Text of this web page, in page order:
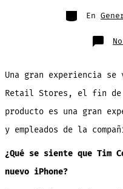
Categorías
En
Una gran experiencia se
Retail Stores, el fin de
producto es una gran
y empleados de la
¿Qué se siente que Tim
nuevo iPhone?